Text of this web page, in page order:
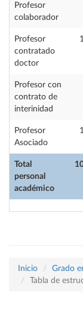
Total
personal
académico
Profesor
colaborador
Profesor
contratado
doctor
Profesor con
contrato de
interinidad
Profesor
Asociado
Inicio
Grado
Tabla de